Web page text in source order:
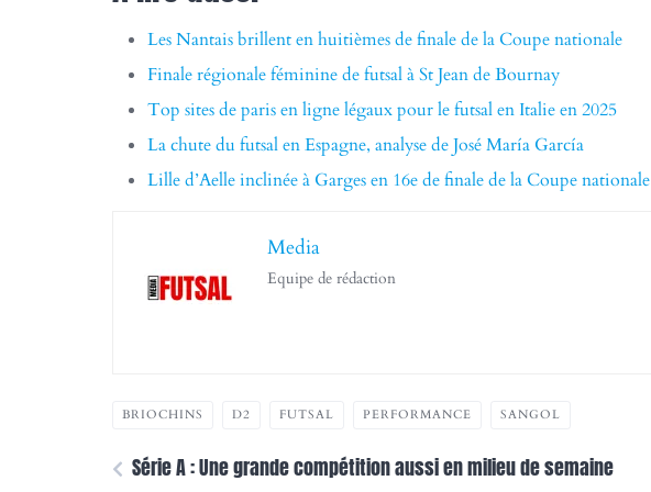
Les Nantais brillent en huitièmes de finale de la Coupe nationale
Finale régionale féminine de futsal à St Jean de Bournay
Top sites de paris en ligne légaux pour le futsal en Italie en 2025
La chute du futsal en Espagne, analyse de José María García
Lille d’Aelle inclinée à Garges en 16e de finale de la Coupe nationale
Media
Equipe de rédaction
BRIOCHINS D2 FUTSAL PERFORMANCE SANGOL
Série A : Une grande compétition aussi en milieu de semaine